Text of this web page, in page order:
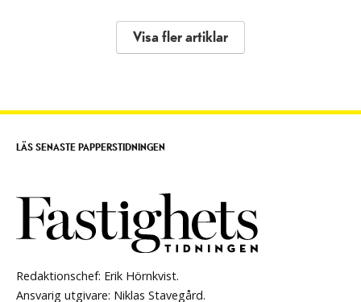
Visa fler artiklar
Redaktionschef: Erik Hörnkvist.
Ansvarig utgivare: Niklas Stavegård.
LÄS SENASTE PAPPERSTIDNINGEN